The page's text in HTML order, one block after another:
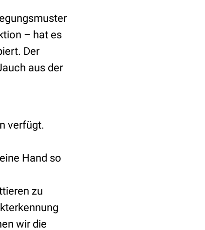
– hat es
Der
aus der
verfügt.
Hand so
zu
wir die